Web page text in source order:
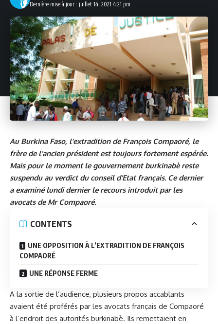
Dernière mise à jour : juillet 14, 2021 4:21 pm
Au Burkina Faso, l’extradition de François Compaoré, le
frère de l’ancien président est toujours fortement espérée.
Mais pour le moment legouvernement burkinabè reste
suspendu au verdict du conseil d’Etat français. Ce dernier
a examiné lundi dernier le recours introduit par les
avocats de Mr Compaoré.
CONTENTS
UNE OPPOSITION À L’EXTRADITION DE FRANÇOIS
COMPAORÉ
UNE RÉPONSE FERME
A la sortie de l’audience, plusieurs propos accablants
avaient été proférés par les avocats français de Compaoré
à l’endroit des autorités burkinabè. Ils remettaient en